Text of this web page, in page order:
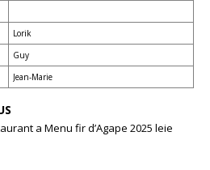
Lorik
Guy
Jean-Marie
a Menu fir d’Agape 2025 leie